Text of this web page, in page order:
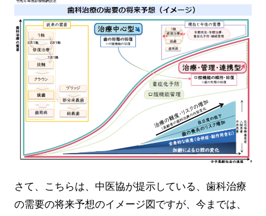
さて、こちらは、中医協が提示している、歯科治療
の需要の将来予想のイメージ図ですが、今までは、